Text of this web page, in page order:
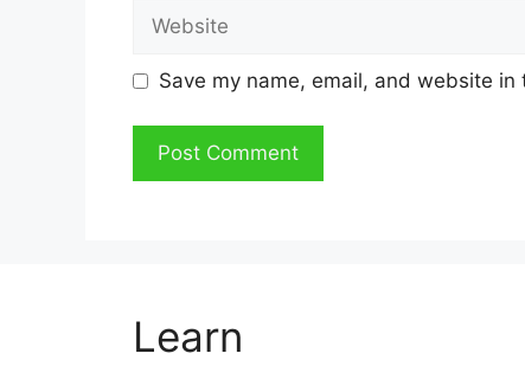
Save my name, email, and website
Learn